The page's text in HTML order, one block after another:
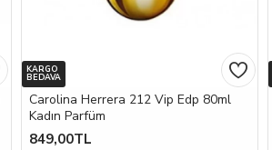
KARGO
BEDAVA
Carolina Herrera 212 Vip Edp 80ml
Kadın Parfüm
849,00TL